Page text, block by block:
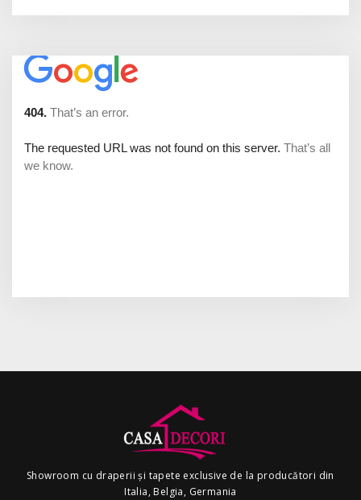
Showroom cu draperii și tapete exclusive de la producători din
Italia, Belgia, Germania